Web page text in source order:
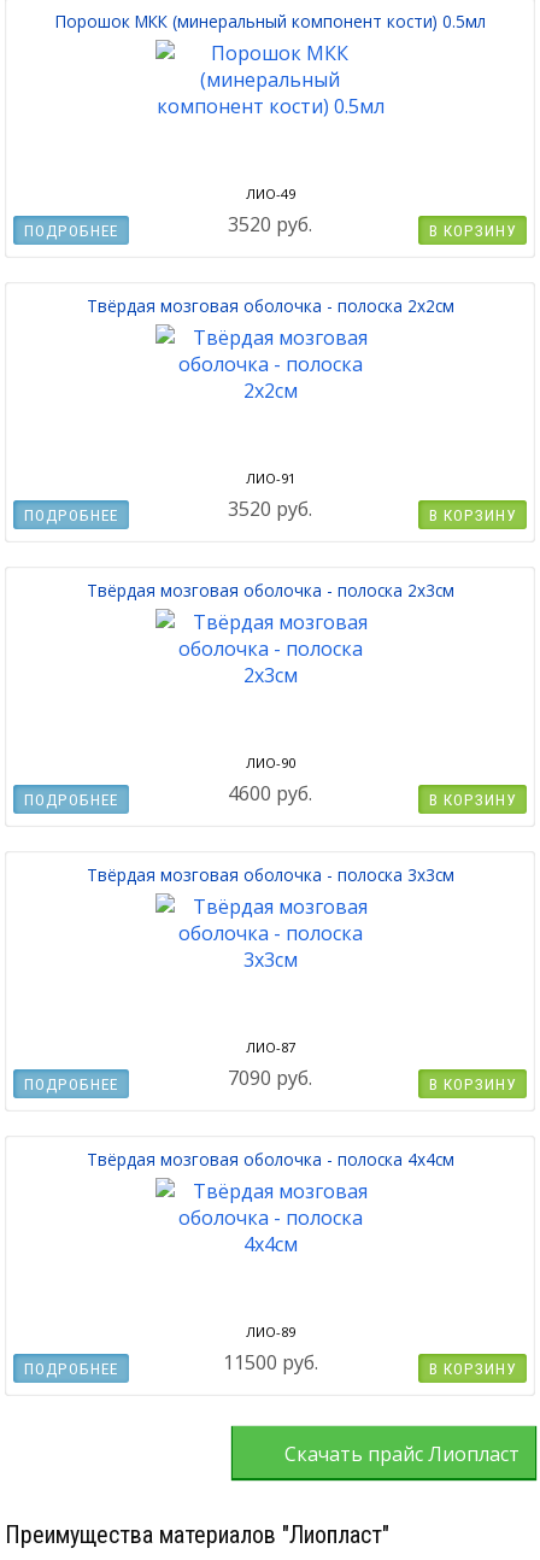
Порошок МКК (минеральный компонент кости) 0.5мл
ЛИО-49
3520 руб. В КОРЗИНУ
ПОДРОБНЕЕ
Твёрдая мозговая оболочка - полоска 2x2см
ЛИО-91
3520 руб. В КОРЗИНУ
ПОДРОБНЕЕ
Твёрдая мозговая оболочка - полоска 2x3см
ЛИО-90
4600 руб. В КОРЗИНУ
ПОДРОБНЕЕ
Твёрдая мозговая оболочка - полоска 3x3см
ЛИО-87
7090 руб. В КОРЗИНУ
ПОДРОБНЕЕ
Твёрдая мозговая оболочка - полоска 4x4см
ЛИО-89
11500 руб. В КОРЗИНУ
ПОДРОБНЕЕ
Скачать прайс Лиопласт
Преимущества материалов "Лиопласт"